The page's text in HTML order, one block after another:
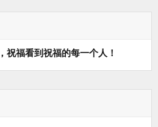
福看到祝福的每一个人！